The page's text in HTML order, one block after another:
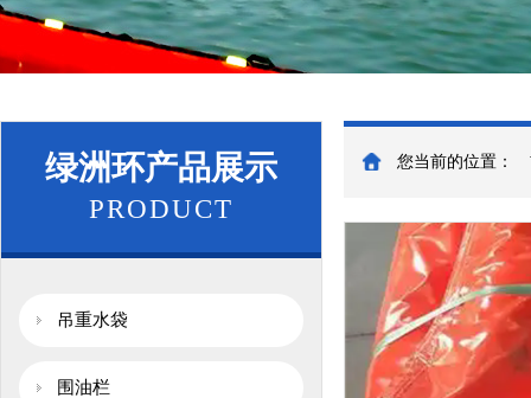
您当前的位置：
绿洲环产品展示
PRODUCT
吊重水袋
围油栏